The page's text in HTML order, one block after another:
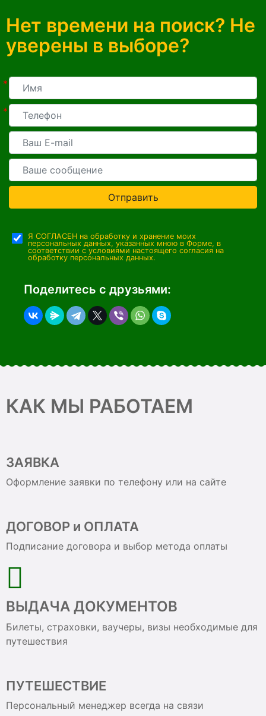
Нет времени на поиск? Не
уверены в выборе?
*
*
Отправить
Я СОГЛАСЕН на обработку и хранение моих
персональных данных, указанных мною в Форме, в
соответствии с условиями настоящего согласия на
обработку персональных данных.
Поделитесь с друзьями:
КАК МЫ РАБОТАЕМ
ЗАЯВКА
Оформление заявки по телефону или на сайте
ДОГОВОР и ОПЛАТА
Подписание договора и выбор метода оплаты
ВЫДАЧА ДОКУМЕНТОВ
Билеты, страховки, ваучеры, визы необходимые для
путешествия
ПУТЕШЕСТВИЕ
Персональный менеджер всегда на связи